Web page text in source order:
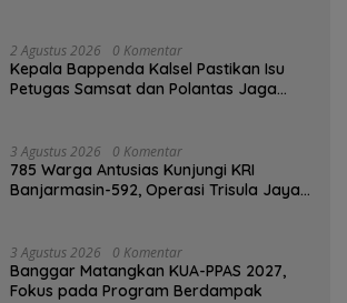
2 Agustus 2026 0 Komentar
Kepala Bappenda Kalsel Pastikan Isu
Petugas Samsat dan Polantas Jaga
3 Agustus 2026 0 Komentar
785 Warga Antusias Kunjungi KRI
Banjarmasin-592, Operasi Trisula Jaya
3 Agustus 2026 0 Komentar
‎Banggar Matangkan KUA-PPAS 2027,
Fokus pada Program Berdampak